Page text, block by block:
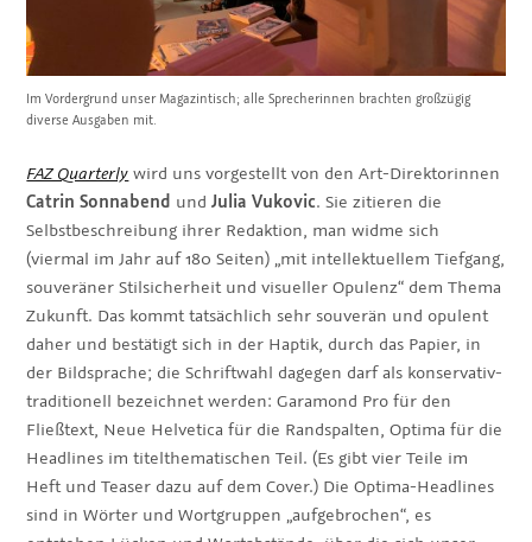
Im Vordergrund unser Magazintisch; alle Sprecherinnen brachten großzügig
diverse Ausgaben mit.
FAZ Quarterly wird uns vorgestellt von den Art-Direktorinnen
Catrin Sonnabend undJulia Vukovic. Sie zitieren die
Selbstbeschreibung ihrer Redaktion, man widme sich
(viermal im Jahr auf 180 Seiten) „mit intellektuellem Tiefgang,
souveräner Stilsicherheit und visueller Opulenz“ dem Thema
Zukunft. Das kommt tatsächlich sehr souverän und opulent
daher und bestätigt sich in der Haptik, durch das Papier, in
der Bildsprache; die Schriftwahl dagegen darf als konservativ-
traditionell bezeichnet werden: Garamond Pro für den
Fließtext, Neue Helvetica für die Randspalten, Optima für die
Headlines im titelthematischen Teil. (Es gibt vier Teile im
Heft und Teaser dazu auf dem Cover.) Die Optima-Headlines
sind in Wörter und Wortgruppen „aufgebrochen“, es